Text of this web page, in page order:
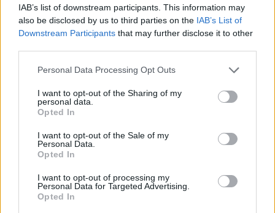
IAB’s list of downstream participants. This information may
also be disclosed by us to third parties on the IAB’s List of
Downstream Participants that may further disclose it to other
Please note that this website/app uses one or more Google
not limited to your visit or usage behaviour. You may click to
grant or deny consent to Google and its third-party tags to
use your data for below specified purposes in below Google
consent section.
Personal Data Processing Opt Outs
I want to opt-out of the Sharing of my
personal data.
Opted In
I want to opt-out of the Sale of my
Personal Data.
Opted In
I want to opt-out of processing my
Personal Data for Targeted Advertising.
Opted In
2026.08.06. Fazekas Adrián
A Szolnok megyei gazdák nagyon nem akarták a
JÉGER további üzemeltetését
alkalmazkodik a gazdálkodók döntéséhez az
JNSZ megyei hírek